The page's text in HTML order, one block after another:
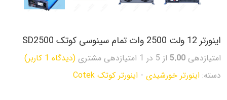
اینورتر 12 ولت 2500 وات تمام سینوسی کوتک SD2500
امتیازدهی 5.00 از 5 در 1 امتیازدهی مشتری (دیدگاه 1 کاربر)
دسته: اینورتر خورشیدی - اینورتر کوتک Cotek